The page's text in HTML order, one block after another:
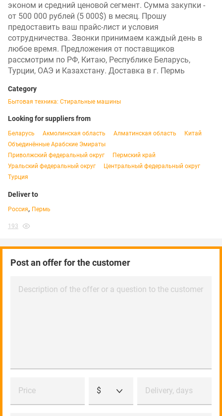
эконом и средний ценовой сегмент. Сумма закупки -
от 500 000 рублей (5 000$) в месяц. Прошу
предоставить ваш прайс-лист и условия
сотрудничества. Звонки принимаем каждый день в
любое время. Предложения от поставщиков
рассмотрим по РФ, Китаю, Республике Беларусь,
Турции, ОАЭ и Казахстану. Доставка в г. Пермь
Category
Бытовая техника: Стиральные машины
Looking for suppliers from
Беларусь Акмолинская область Алматинская область
Китай
Объединённые Арабские Эмираты
Приволжский федеральный округ
Пермский край
Уральский федеральный округ
Центральный федеральный округ
Турция
Deliver to
Россия, Пермь
193
Post an offer for the customer
Description of the offer or a question to the customer
Price $ Delivery, days